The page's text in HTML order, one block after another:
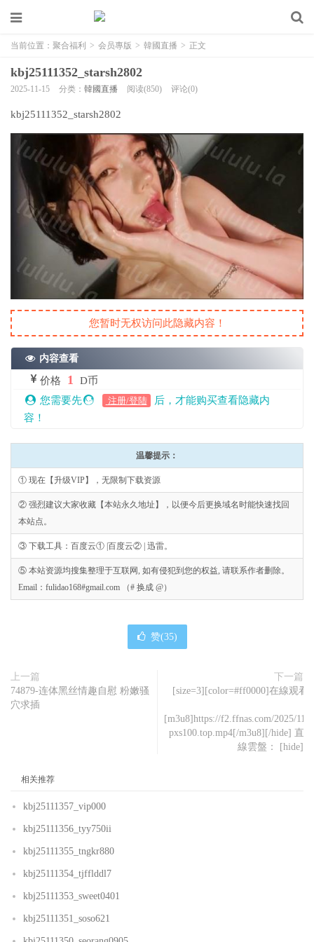
当前位置： 聚合福利 > 会员專版 > 韓國直播 > 正文
kbj25111352_starsh2802
2025-11-15 分类： 韓國直播 阅读(850) 评论(0)
kbj25111352_starsh2802
您暂时无权访问此隐藏内容！
内容查看
价格 1
D币
您需要先
注册/登陆
后，才能购买查看隐藏内
容！
温馨提示：
① 现在【升级VIP】，无限制下载资源
② 强烈建议大家收藏【本站永久地址】，以便今后更换域名时能快速找回
本站点。
③ 下载工具：百度云① |百度云② | 迅雷。
⑤ 本站资源均搜集整理于互联网, 如有侵犯到您的权益, 请联系作者删除。
Email：fulidao168#gmail.com （# 换成 @）
赞(35)
上一篇
74879-连体黑丝情趣自慰 粉嫩骚
穴求插
下一篇
[size=3][color=#ff0000]在線观看
[m3u8]https://f2.ffnas.com/2025/
pxs100.top.mp4[/m3u8][/hide] 直
線雲盤：
相关推荐
kbj25111357_vip000
kbj25111356_tyy750ii
kbj25111355_tngkr880
kbj25111354_tjfflddl7
kbj25111353_sweet0401
kbj25111351_soso621